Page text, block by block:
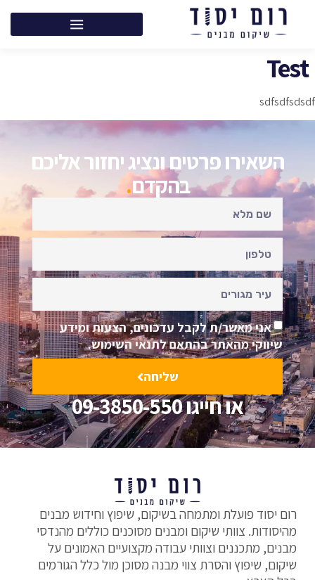
Test
sdfsdfsdsdf
השאירו פרטים ונציג יחזור אליכם
בהקדם.
אני מאשר/ת לקבל עדכונים, הצעות ומידע
שיווקי מהאתר בהתאם לתנאי השימוש.
שליחה
או חייגו 09-3850-550
רום יסוד פועלת ומתמחה בשיקום, שיפוץ וחידוש מבנים
מהיסודות. צוותי שיקום ומבנים מסוכנים כוללים מהנדסי
מבנים, מתכננים וצוותי עבודה מקצועיים האמונים על
שיקום, שיפוץ והסרת צווי מבנה מסוכן מול כלל הגורמים